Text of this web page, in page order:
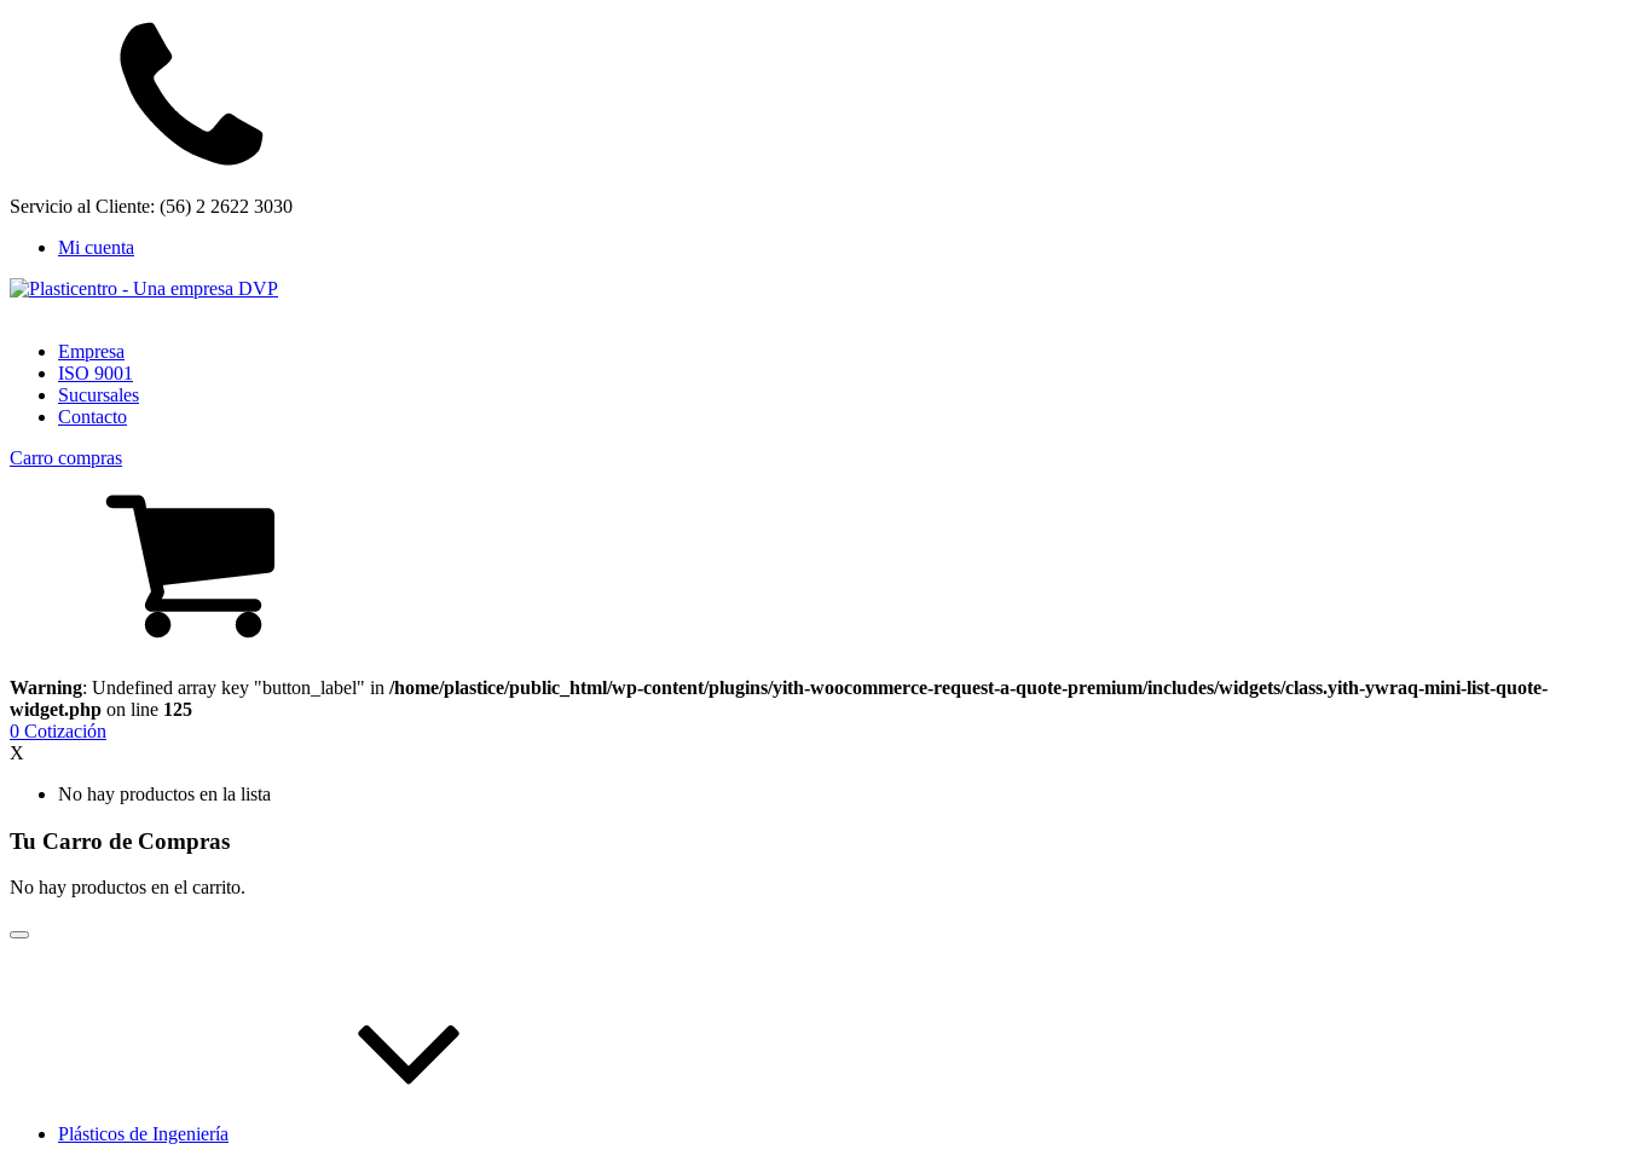
Servicio al Cliente: (56) 2 2622 3030
Mi cuenta
Empresa
ISO 9001
Sucursales
Contacto
Carro compras
Warning: Undefined array key "button_label" in /home/plastice/public_html/wp-content/plugins/yith-woocommerce-request-a-quote-premium/includes/widgets/class.yith-ywraq-mini-list-quote-
widget.php on line 125
0 Cotización
X
No hay productos en la lista
Tu Carro de Compras
No hay productos en el carrito.
Plásticos de Ingeniería